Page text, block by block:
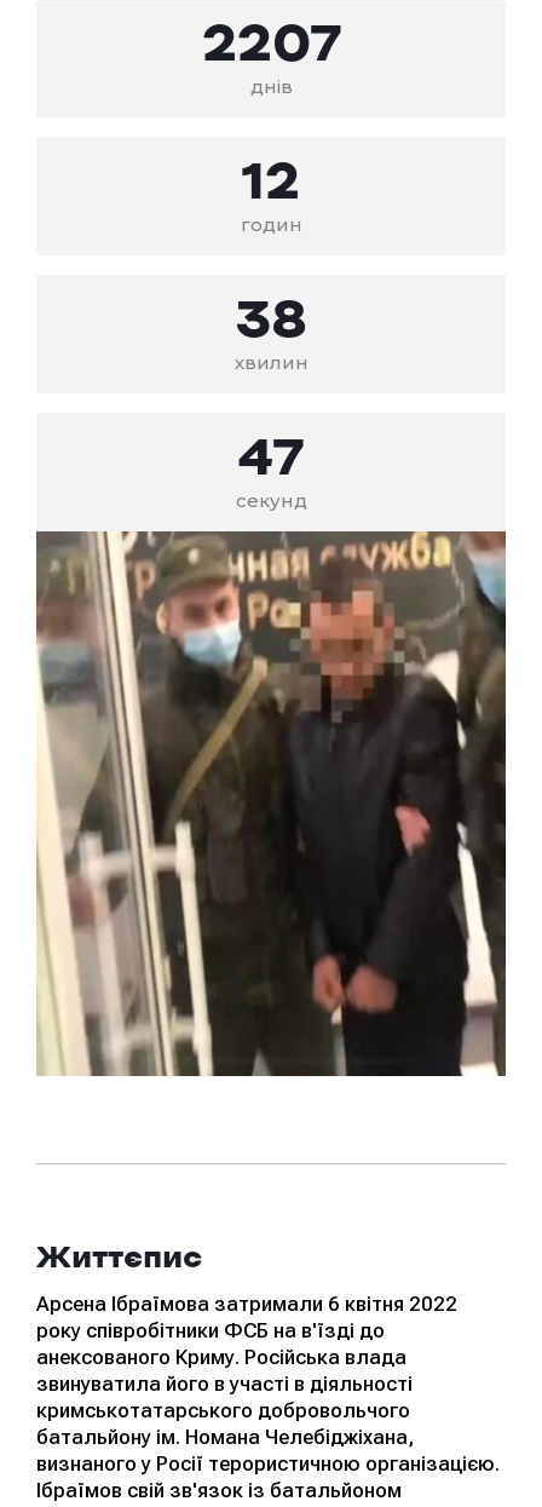
2207
днів
12
годин
38
хвилин
47
секунд
Життєпис
Арсена Ібраїмова затримали 6 квітня 2022
року співробітники ФСБ на в'їзді до
анексованого Криму. Російська влада
звинуватила його в участі в діяльності
кримськотатарського добровольчого
батальйону ім. Номана Челебіджіхана,
визнаного у Росії терористичною організацією.
Ібраїмов свій зв'язок із батальйоном